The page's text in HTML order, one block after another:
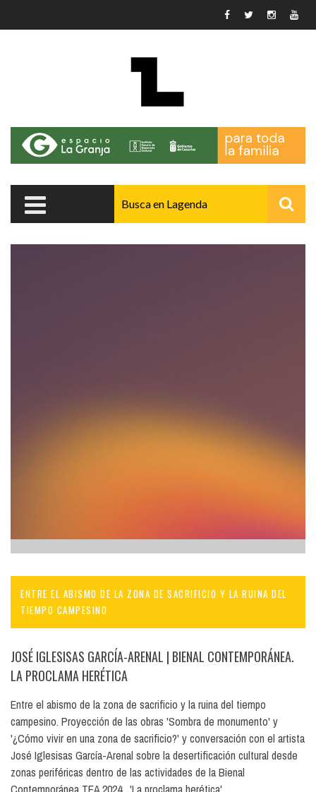
ENTRE EL ABISMO DE LA ZONA DE SACRIFICIO Y LA RUINA DEL
TIEMPO CAMPESINO
JOSÉ IGLESISAS GARCÍA-ARENAL | BIENAL CONTEMPORÁNEA.
LA PROCLAMA HERÉTICA
Entre el abismo de la zona de sacrificio y la ruina del tiempo
campesino. Proyección de las obras 'Sombra de monumento' y
'¿Cómo vivir en una zona de sacrificio?' y conversación con el artista
José Iglesisas García-Arenal sobre la desertificación cultural desde
zonas periféricas dentro de las actividades de la Bienal